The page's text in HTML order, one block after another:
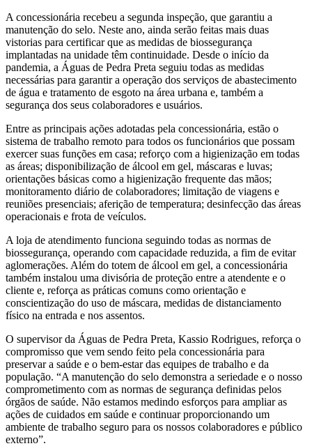
A concessionária recebeu a segunda inspeção, que garantiu a
manutenção do selo. Neste ano, ainda serão feitas mais duas
vistorias para certificar que as medidas de biossegurança
implantadas na unidade têm continuidade. Desde o início da
pandemia, a Águas de Pedra Preta seguiu todas as medidas
necessárias para garantir a operação dos serviços de abastecimento
de água e tratamento de esgoto na área urbana e, também a
segurança dos seus colaboradores e usuários.
Entre as principais ações adotadas pela concessionária, estão o
sistema de trabalho remoto para todos os funcionários que possam
exercer suas funções em casa; reforço com a higienização em todas
as áreas; disponibilização de álcool em gel, máscaras e luvas;
orientações básicas como a higienização frequente das mãos;
monitoramento diário de colaboradores; limitação de viagens e
reuniões presenciais; aferição de temperatura; desinfecção das áreas
operacionais e frota de veículos.
A loja de atendimento funciona seguindo todas as normas de
biossegurança, operando com capacidade reduzida, a fim de evitar
aglomerações. Além do totem de álcool em gel, a concessionária
também instalou uma divisória de proteção entre a atendente e o
cliente e, reforça as práticas comuns como orientação e
conscientização do uso de máscara, medidas de distanciamento
físico na entrada e nos assentos.
O supervisor da Águas de Pedra Preta, Kassio Rodrigues, reforça o
compromisso que vem sendo feito pela concessionária para
preservar a saúde e o bem-estar das equipes de trabalho e da
população. “A manutenção do selo demonstra a seriedade e o nosso
comprometimento com as normas de segurança definidas pelos
órgãos de saúde. Não estamos medindo esforços para ampliar as
ações de cuidados em saúde e continuar proporcionando um
ambiente de trabalho seguro para os nossos colaboradores e público
externo”.